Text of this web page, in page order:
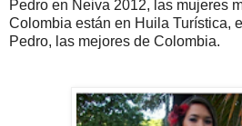
Pedro en Neiva 2012, las mujeres
Colombia están en Huila Turística,
Pedro, las mejores de Colombia.